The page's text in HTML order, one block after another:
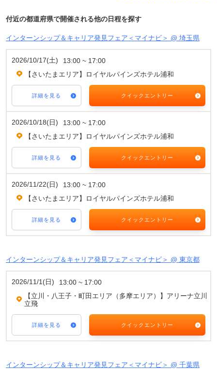
付近の都道府県で開催される他の日程を探す
インターンシップ＆キャリア発見フェア＜マイナビ＞ @ 埼玉県
2026/10/17(土)
13:00 ~ 17:00
【さいたまエリア】ロイヤルパインズホテル浦和
詳細を見る クイックエントリー
2026/10/18(日)
13:00 ~ 17:00
【さいたまエリア】ロイヤルパインズホテル浦和
詳細を見る クイックエントリー
2026/11/22(日)
13:00 ~ 17:00
【さいたまエリア】ロイヤルパインズホテル浦和
詳細を見る クイックエントリー
インターンシップ＆キャリア発見フェア＜マイナビ＞ @ 東京都
2026/11/1(日)
13:00 ~ 17:00
【立川・八王子・町田エリア（多摩エリア）】アリーナ立川
立飛
詳細を見る クイックエントリー
インターンシップ＆キャリア発見フェア＜マイナビ＞ @ 千葉県